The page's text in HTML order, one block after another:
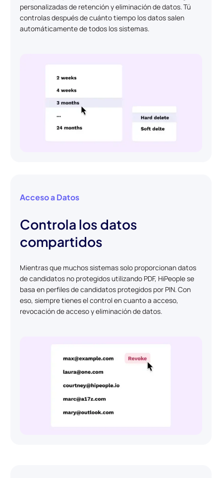
personalizadas de retención y eliminación de datos. Tú
controlas después de cuánto tiempo los datos salen
automáticamente de todos los sistemas.
Acceso a Datos
Controla los datos
compartidos
Mientras que muchos sistemas solo proporcionan datos
de candidatos no protegidos utilizando PDF, HiPeople se
basa en perfiles de candidatos protegidos por PIN. Con
eso, siempre tienes el control en cuanto a acceso,
revocación de acceso y eliminación de datos.